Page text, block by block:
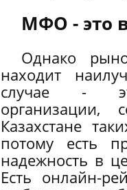
МФО - это
Однако
находит
случае -
Казахстане
потому есть
надежность в
Есть онлайн-